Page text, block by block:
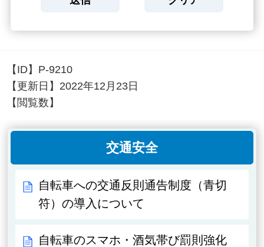
【ID】 P-9210
【更新日】 2022年12月23日
【閲覧数】
交通安全
自転車への交通反則通告制度（青切
符）の導入について
自転車のスマホ・酒気帯び罰則強化